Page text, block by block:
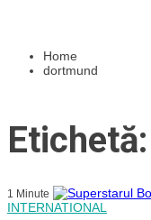
Home
dortmund
1 Minute
INTERNATIONAL